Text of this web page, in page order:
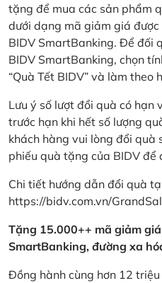
tặng để mua các sản phẩm
dưới dạng mã giảm giá
BIDV SmartBanking. Để đối
BIDV SmartBanking, chọn
“Quà Tết BIDV” và làm theo
Lưu ý số lượt đổi quà có hạn
trước hạn khi hết số lượng
khách hàng vui lòng đổi quà
phiếu quà tặng của BIDV để
Chi tiết hướng dẫn đổi quà
https://bidv.com.vn/
Tặng 15.000++ mã giảm
SmartBanking, đường xa
Đồng hành cùng hơn 12